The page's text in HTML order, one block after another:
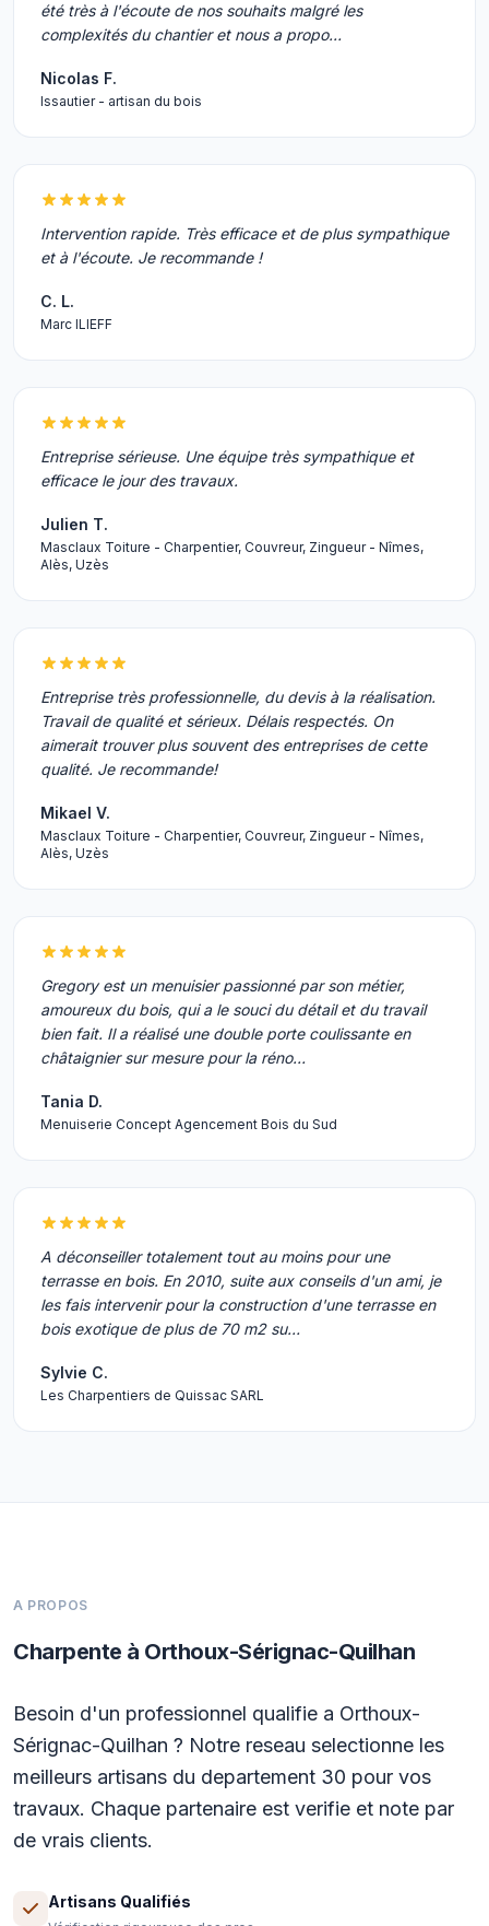
été très à l'écoute de nos souhaits malgré les
complexités du chantier et nous a propo…
Nicolas F.
Issautier - artisan du bois
Intervention rapide. Très efficace et de plus sympathique
et à l'écoute. Je recommande !
C. L.
Marc ILIEFF
Entreprise sérieuse. Une équipe très sympathique et
efficace le jour des travaux.
Julien T.
Masclaux Toiture - Charpentier, Couvreur, Zingueur - Nîmes,
Alès, Uzès
Entreprise très professionnelle, du devis à la réalisation.
Travail de qualité et sérieux. Délais respectés. On
aimerait trouver plus souvent des entreprises de cette
qualité. Je recommande!
Mikael V.
Masclaux Toiture - Charpentier, Couvreur, Zingueur - Nîmes,
Alès, Uzès
Gregory est un menuisier passionné par son métier,
amoureux du bois, qui a le souci du détail et du travail
bien fait. Il a réalisé une double porte coulissante en
châtaignier sur mesure pour la réno…
Tania D.
Menuiserie Concept Agencement Bois du Sud
A déconseiller totalement tout au moins pour une
terrasse en bois. En 2010, suite aux conseils d'un ami, je
les fais intervenir pour la construction d'une terrasse en
bois exotique de plus de 70 m2 su…
Sylvie C.
Les Charpentiers de Quissac SARL
A PROPOS
Charpente à Orthoux-Sérignac-Quilhan
Besoin d'un professionnel qualifie a Orthoux-
Sérignac-Quilhan ? Notre reseau selectionne les
meilleurs artisans du departement 30 pour vos
travaux. Chaque partenaire est verifie et note par
de vrais clients.
Artisans Qualifiés